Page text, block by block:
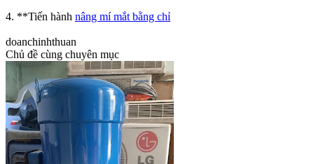
4. **Tiến hành nâng mí mắt bằng chỉ
doanchinhthuan
Chủ đề cùng chuyên mục